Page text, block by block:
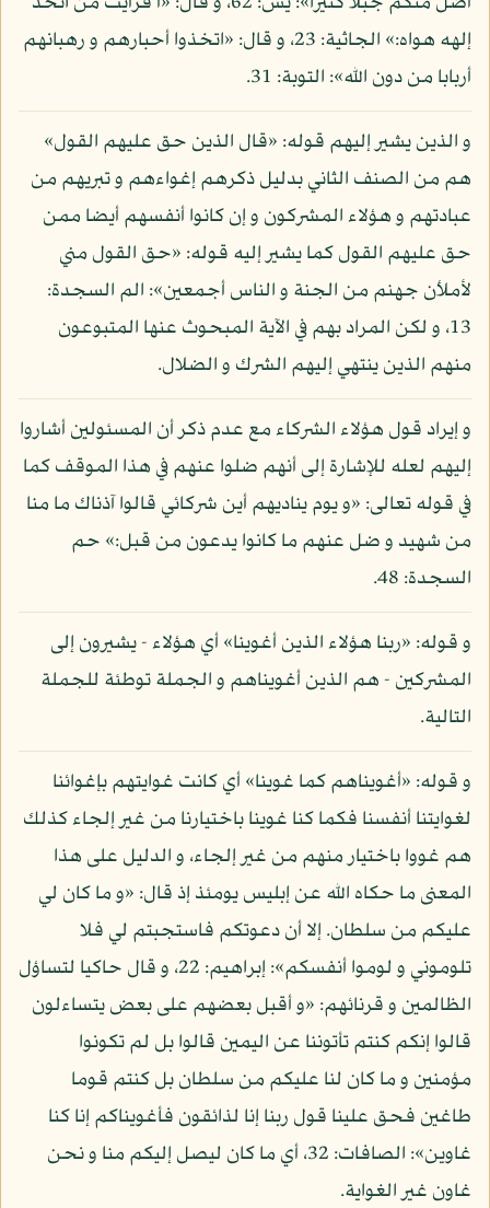
إلهه هواه:» الجاثية: 23، و قال: «اتخذوا أحبارهم و رهبانهم
أربابا من دون الله»: التوبة: 31.
و الذين يشير إليهم قوله: «قال الذين حق عليهم القول»
هم من الصنف الثاني بدليل ذكرهم إغواءهم و تبريهم من
عبادتهم و هؤلاء المشركون و إن كانوا أنفسهم أيضا ممن
حق عليهم القول كما يشير إليه قوله: «حق القول مني
لأملأن جهنم من الجنة و الناس أجمعين»: الم السجدة:
13، و لكن المراد بهم في الآية المبحوث عنها المتبوعون
منهم الذين ينتهي إليهم الشرك و الضلال.
و إيراد قول هؤلاء الشركاء مع عدم ذكر أن المسئولين أشاروا
إليهم لعله للإشارة إلى أنهم ضلوا عنهم في هذا الموقف كما
في قوله تعالى: «و يوم يناديهم أين شركائي قالوا آذناك ما منا
من شهيد و ضل عنهم ما كانوا يدعون من قبل:» حم
السجدة: 48.
و قوله: «ربنا هؤلاء الذين أغوينا» أي هؤلاء - يشيرون إلى
المشركين - هم الذين أغويناهم و الجملة توطئة للجملة
التالية.
و قوله: «أغويناهم كما غوينا» أي كانت غوايتهم بإغوائنا
لغوايتنا أنفسنا فكما كنا غوينا باختيارنا من غير إلجاء كذلك
هم غووا باختيار منهم من غير إلجاء، و الدليل على هذا
المعنى ما حكاه الله عن إبليس يومئذ إذ قال: «و ما كان لي
عليكم من سلطان. إلا أن دعوتكم فاستجبتم لي فلا
تلوموني و لوموا أنفسكم»: إبراهيم: 22، و قال حاكيا لتساؤل
الظالمين و قرنائهم: «و أقبل بعضهم على بعض يتساءلون
قالوا إنكم كنتم تأتوننا عن اليمين قالوا بل لم تكونوا
مؤمنين و ما كان لنا عليكم من سلطان بل كنتم قوما
طاغين فحق علينا قول ربنا إنا لذائقون فأغويناكم إنا كنا
غاوين»: الصافات: 32، أي ما كان ليصل إليكم منا و نحن
غاون غير الغواية.